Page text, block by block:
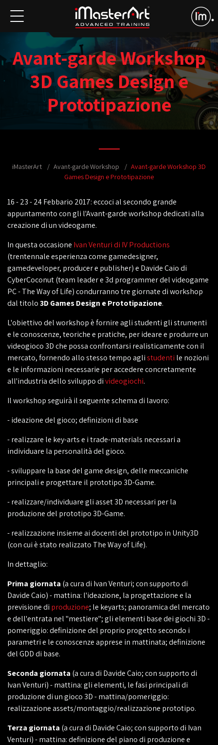
Avant-garde Workshop
3D Games Design e
Prototipazione
iMasterArt Avant-garde Workshop
Avant-garde Workshop 3D
Games Design e Prototipazione
16 - 23 - 24 Febbario 2017: eccoci al secondo grande
appuntamento con gli l'Avant-garde workshop dedicati alla
creazione di un videogame.
In questa occasione Ivan Venturi di IV Productions
(trentennale esperienza come gamedesigner,
gamedeveloper, producer e publisher) e Davide Caio di
CyberCoconut (team leader e 3d programmer del videogame
PC - The Way of Life) condurranno tre giornate di workshop
dal titolo3D Games Design e Prototipazione.
L'obiettivo del workshop è fornire agli studenti gli strumenti
e le conoscenze, teoriche e pratiche, per ideare e produrre un
videogioco 3D che possa confrontarsi realisticamente con il
mercato, fornendo allo stesso tempo aglistudenti le nozioni
e le informazioni necessarie per accedere concretamente
all'industria dello sviluppo divideogiochi.
Il workshop seguirà il seguente schema di lavoro:
- ideazione del gioco; definizioni di base
- realizzare le key-arts e i trade-materials necessari a
individuare la personalità del gioco.
- sviluppare la base del game design, delle meccaniche
principali e progettare il prototipo 3D-Game.
- realizzare/individuare gli asset 3D necessari per la
produzione del prototipo 3D-Game.
- realizzazione insieme ai docenti del prototipo in Unity3D
(con cui è stato realizzato The Way of Life).
In dettaglio:
Prima giornata (a cura di Ivan Venturi; con supporto di
Davide Caio) - mattina: l'ideazione, la progettazione e la
previsione di produzione; le keyarts; panoramica del mercato
e dell'entrata nel "mestiere"; gli elementi base dei giochi 3D -
pomeriggio: definizione del proprio progetto secondo i
parametri e le conoscenze apprese in mattinata; definizione
del GDD di base.
Seconda giornata (a cura di Davide Caio; con supporto di
Ivan Venturi) - mattina: gli elementi, le fasi principali di
produzione di un gioco 3D - mattina/pomeriggio:
realizzazione assets/montaggio/realizzazione prototipo.
Terza giornata (a cura di Davide Caio; con supporto di Ivan
Venturi) - mattina: definizione del piano di produzione e